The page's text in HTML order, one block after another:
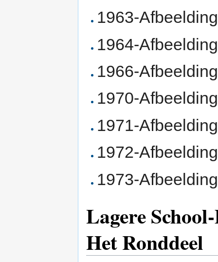
1963-
1964-
1966-
1970-
1971-
1972-
1973-
Lagere
Het Ronddeel